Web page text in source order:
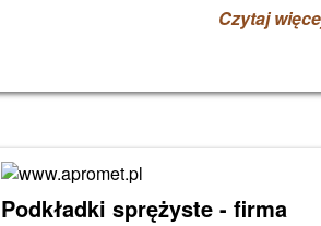
Czytaj
Podkładki sprężyste - firma